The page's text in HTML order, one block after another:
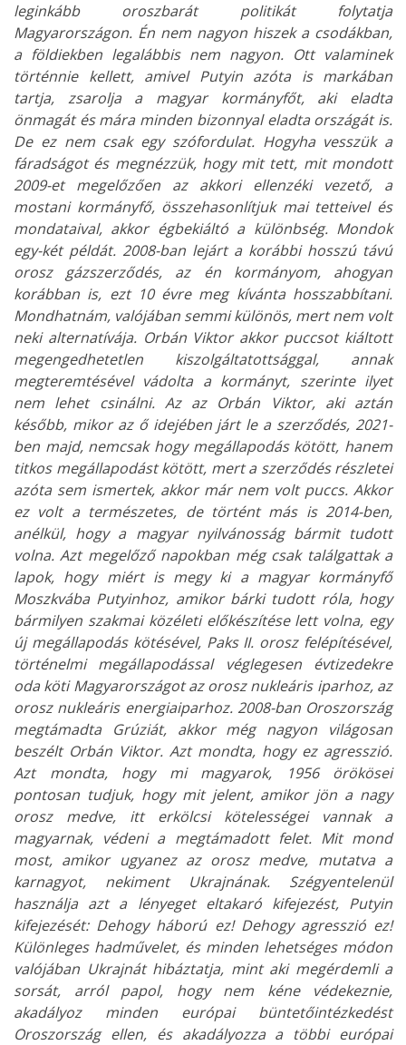
leginkább oroszbarát politikát folytatja
Magyarországon. Én nem nagyon hiszek a csodákban,
a földiekben legalábbis nem nagyon. Ott valaminek
történnie kellett, amivel Putyin azóta is markában
tartja, zsarolja a magyar kormányfőt, aki eladta
önmagát és mára minden bizonnyal eladta országát is.
De ez nem csak egy szófordulat. Hogyha vesszük a
fáradságot és megnézzük, hogy mit tett, mit mondott
2009-et megelőzően az akkori ellenzéki vezető, a
mostani kormányfő, összehasonlítjuk mai tetteivel és
mondataival, akkor égbekiáltó a különbség. Mondok
egy-két példát. 2008-ban lejárt a korábbi hosszú távú
orosz gázszerződés, az én kormányom, ahogyan
korábban is, ezt 10 évre meg kívánta hosszabbítani.
Mondhatnám, valójában semmi különös, mert nem volt
neki alternatívája. Orbán Viktor akkor puccsot kiáltott
megengedhetetlen kiszolgáltatottsággal, annak
megteremtésével vádolta a kormányt, szerinte ilyet
nem lehet csinálni. Az az Orbán Viktor, aki aztán
később, mikor az ő idejében járt le a szerződés, 2021-
ben majd, nemcsak hogy megállapodás kötött, hanem
titkos megállapodást kötött, mert a szerződés részletei
azóta sem ismertek, akkor már nem volt puccs. Akkor
ez volt a természetes, de történt más is 2014-ben,
anélkül, hogy a magyar nyilvánosság bármit tudott
volna. Azt megelőző napokban még csak találgattak a
lapok, hogy miért is megy ki a magyar kormányfő
Moszkvába Putyinhoz, amikor bárki tudott róla, hogy
bármilyen szakmai közéleti előkészítése lett volna, egy
új megállapodás kötésével, Paks II. orosz felépítésével,
történelmi megállapodással véglegesen évtizedekre
oda köti Magyarországot az orosz nukleáris iparhoz, az
orosz nukleáris energiaiparhoz. 2008-ban Oroszország
megtámadta Grúziát, akkor még nagyon világosan
beszélt Orbán Viktor. Azt mondta, hogy ez agresszió.
Azt mondta, hogy mi magyarok, 1956 örökösei
pontosan tudjuk, hogy mit jelent, amikor jön a nagy
orosz medve, itt erkölcsi kötelességei vannak a
magyarnak, védeni a megtámadott felet. Mit mond
most, amikor ugyanez az orosz medve, mutatva a
karnagyot, nekiment Ukrajnának. Szégyentelenül
használja azt a lényeget eltakaró kifejezést, Putyin
kifejezését: Dehogy háború ez! Dehogy agresszió ez!
Különleges hadművelet, és minden lehetséges módon
valójában Ukrajnát hibáztatja, mint aki megérdemli a
sorsát, arról papol, hogy nem kéne védekeznie,
akadályoz minden európai büntetőintézkedést
Oroszország ellen, és akadályozza a többi európai